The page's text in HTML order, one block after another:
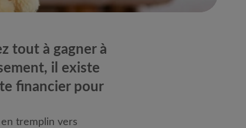
tout à gagner à
il existe
financier pour
tremplin vers